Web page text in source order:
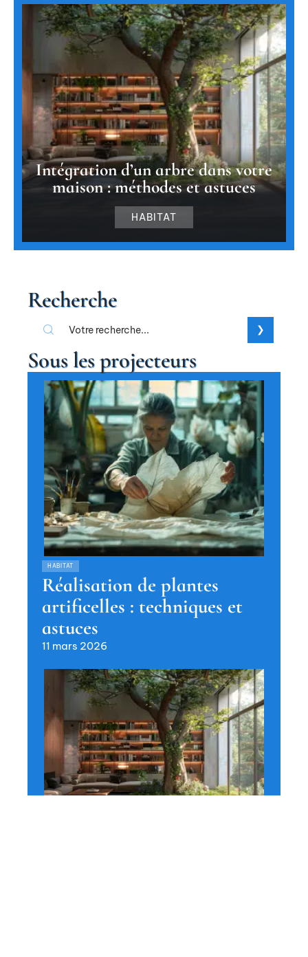
Intégration d’un arbre dans votre
maison : méthodes et astuces
HABITAT
Recherche
Sous les projecteurs
HABITAT
Réalisation de plantes
artificelles : techniques et
astuces
11 mars 2026